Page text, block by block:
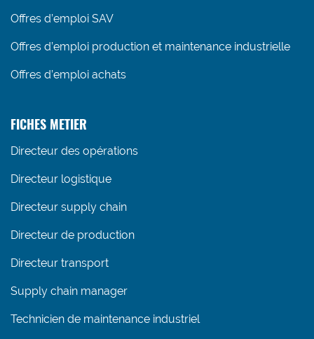
Offres d’emploi SAV
Offres d’emploi production et maintenance industrielle
Offres d’emploi achats
FICHES METIER
Directeur des opérations
Directeur logistique
Directeur supply chain
Directeur de production
Directeur transport
Supply chain manager
Technicien de maintenance industriel